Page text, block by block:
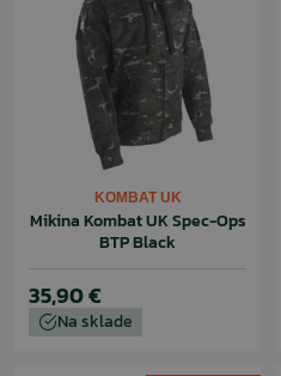
KOMBAT UK
Mikina Kombat UK Spec-Ops
BTP Black
35,90 €
Na sklade